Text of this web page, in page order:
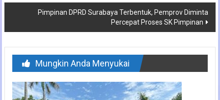
Pimpinan DPRD Surabaya Terbentuk, Pemprov Diminta
Percepat Proses SK Pimpinan
Mungkin Anda Menyukai